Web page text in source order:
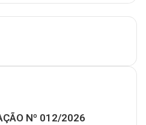
Nº 012/2026